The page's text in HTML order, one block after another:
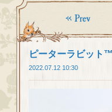
ピーターラビット
2022.07.12 10:30